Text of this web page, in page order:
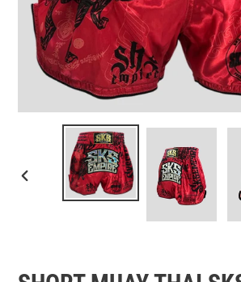
DIAPOSITIVE
PRÉCÉDENTE